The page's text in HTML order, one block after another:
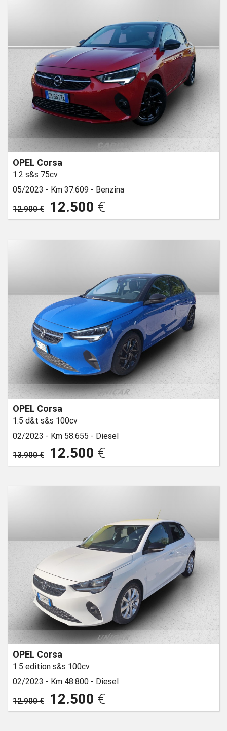
OPEL Corsa
1.2 s&s 75cv
05/2023 - Km 37.609 - Benzina
12.900 €
12.500 €
OPEL Corsa
1.5 d&t s&s 100cv
02/2023 - Km 58.655 - Diesel
13.900 €
12.500 €
OPEL Corsa
1.5 edition s&s 100cv
02/2023 - Km 48.800 - Diesel
12.900 €
12.500 €